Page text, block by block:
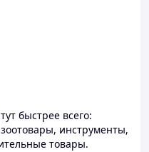
быстрее всего:
инструменты,
товары.